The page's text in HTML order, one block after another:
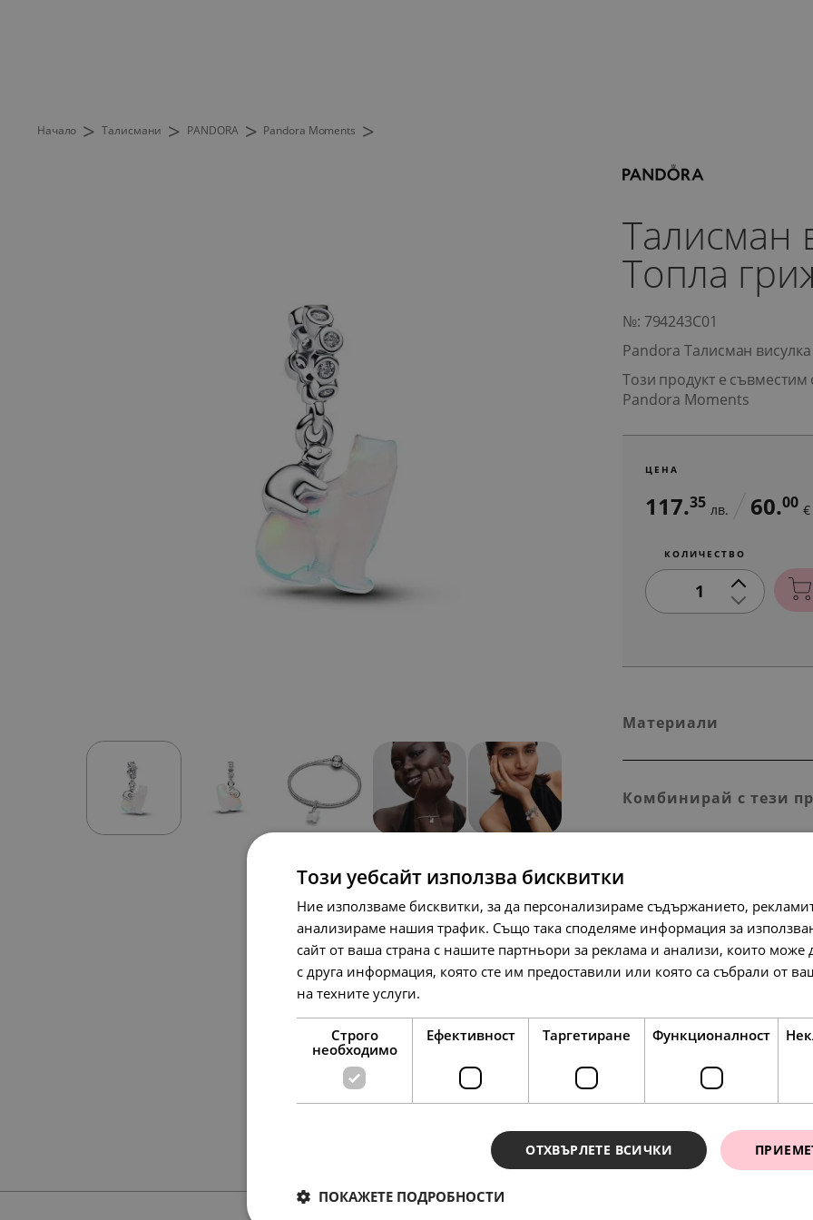
Начало > Талисмани > PANDORA > Pandora Moments >
Талисман
Топла
№: 794243C01
Pandora Талисман
Този продукт е
Pandora Moments
ЦЕНА
117.35 лв. 60.00 €
КОЛИЧЕСТВО
1
Материали
Комбинирай с тези
102.00 €
Този уебсайт използва бисквитки
Ние използваме бисквитки, за да персонализираме съдържанието,
анализираме нашия трафик. Също така споделяме информация за
сайт от ваша страна с нашите партньори за реклама и анализи, които може
с друга информация, която сте им предоставили или която са събрали от
на техните услуги.
Строго
необходимо
Ефективност Таргетиране Функционалност
ОТХВЪРЛЕТЕ ВСИЧКИ
ПОКАЖЕТЕ ПОДРОБНОСТИ